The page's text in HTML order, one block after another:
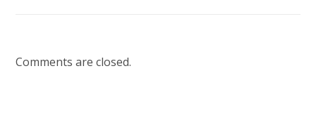
Comments are closed.